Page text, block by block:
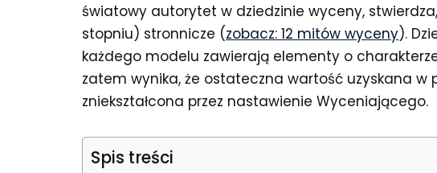
światowy autorytet w dziedzinie wyceny,
stopniu) stronnicze (zobacz: 12 mitów wyceny).
każdego modelu zawierają elementy o
zatem wynika, że ostateczna wartość uzyskana
zniekształcona przez nastawienie Wyceniającego.
Spis treści